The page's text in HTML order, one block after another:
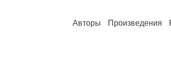
Авторы Произведения